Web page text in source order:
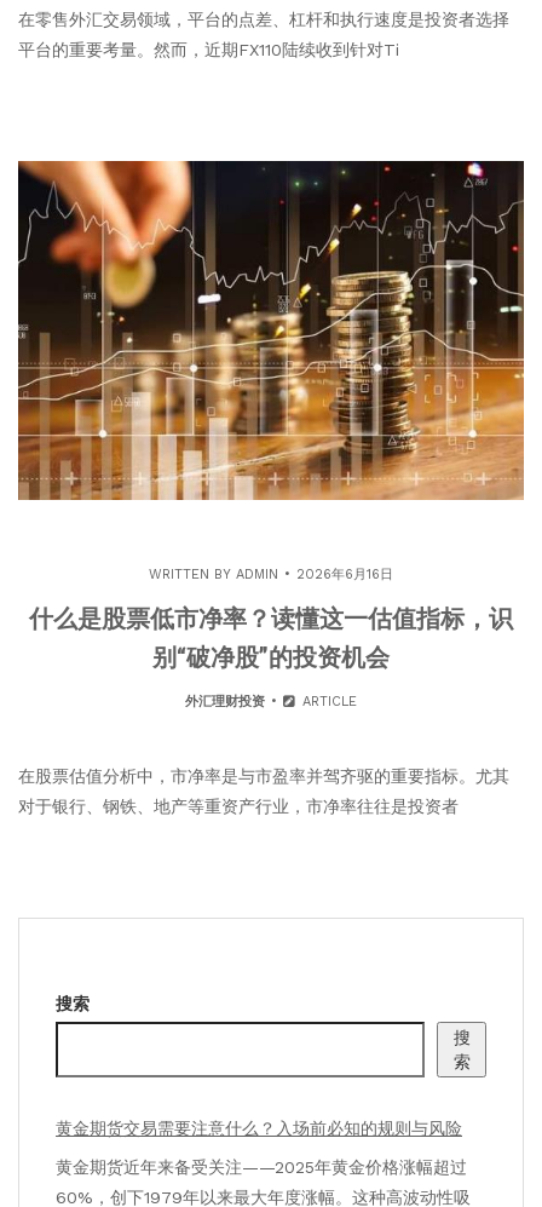
在零售外汇交易领域，平台的点差、杠杆和执行速度是投资者选择
平台的重要考量。然而，近期FX110陆续收到针对Ti
WRITTEN BY ADMIN 2026年6月16日
什么是股票低市净率？读懂这一估值指标，识
别“破净股”的投资机会
外汇理财投资 ARTICLE
在股票估值分析中，市净率是与市盈率并驾齐驱的重要指标。尤其
对于银行、钢铁、地产等重资产行业，市净率往往是投资者
搜索
搜
索
黄金期货交易需要注意什么？入场前必知的规则与风险
黄金期货近年来备受关注——2025年黄金价格涨幅超过
60%，创下1979年以来最大年度涨幅。这种高波动性吸